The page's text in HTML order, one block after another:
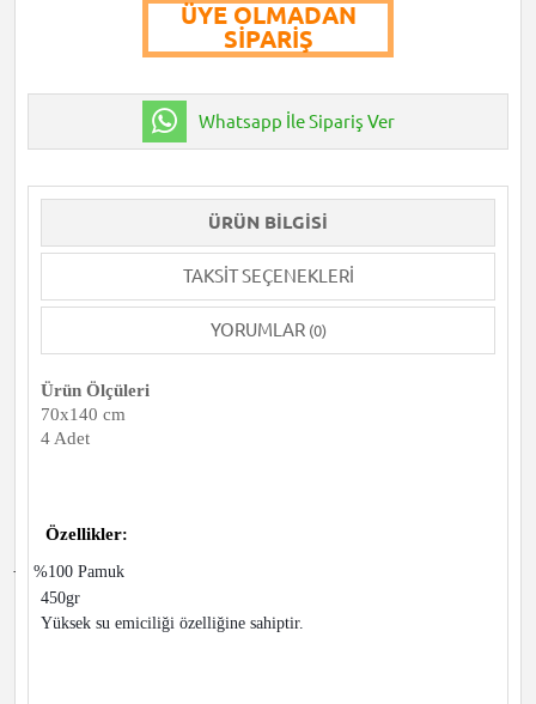
ÜYE OLMADAN
SIPARIŞ
Whatsapp İle Sipariş Ver
ÜRÜN BILGISI
TAKSIT SEÇENEKLERI
YORUMLAR (0)
Ürün Ölçüleri
70x140 cm
4 Adet
Özellikler:
·
%100 Pamuk
450gr
Yüksek su emiciliği özelliğine sahiptir.